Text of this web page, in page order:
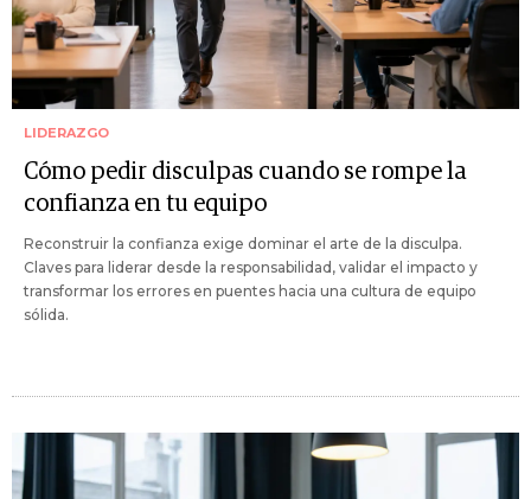
LIDERAZGO
Cómo pedir disculpas cuando se rompe la
confianza en tu equipo
Reconstruir la confianza exige dominar el arte de la disculpa.
Claves para liderar desde la responsabilidad, validar el impacto y
transformar los errores en puentes hacia una cultura de equipo
sólida.